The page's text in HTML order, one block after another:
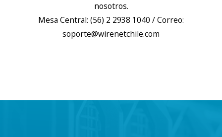
nosotros.
Mesa Central: (56) 2 2938 1040 / Correo:
soporte@wirenetchile.com